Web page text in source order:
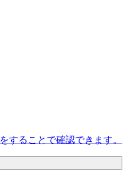
をすることで確認できます。